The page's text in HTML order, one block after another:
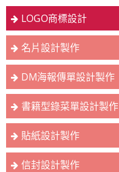
LOGO商標設計
名片設計製作
DM海報傳單設計製作
書籍型錄菜單設計製作
貼紙設計製作
信封設計製作